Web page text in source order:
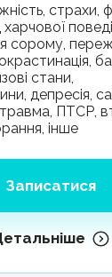
сорому,
стани,
депресія,
травма, ПТСР,
інше
Записатися